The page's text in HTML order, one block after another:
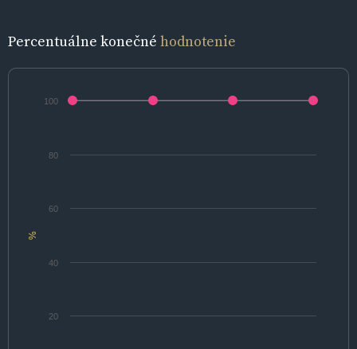
Percentuálne konečné hodnotenie
%
20
40
60
80
100